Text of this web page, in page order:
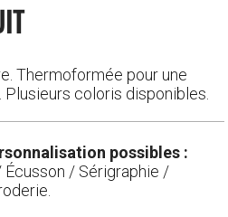
Thermoformée pour une
coloris disponibles.
possibles :
Écusson / Sérigraphie /